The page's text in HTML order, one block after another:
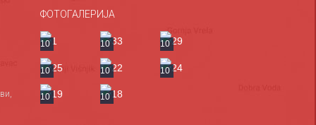
ФОТОГАЛЕРИЈА
10 10 10
10 10 10
10 10